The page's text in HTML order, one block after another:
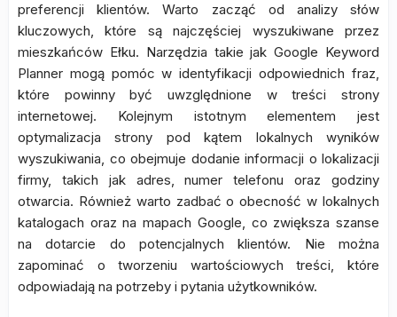
preferencji klientów. Warto zacząć od analizy słów
kluczowych, które są najczęściej wyszukiwane przez
mieszkańców Ełku. Narzędzia takie jak Google Keyword
Planner mogą pomóc w identyfikacji odpowiednich fraz,
które powinny być uwzględnione w treści strony
internetowej. Kolejnym istotnym elementem jest
optymalizacja strony pod kątem lokalnych wyników
wyszukiwania, co obejmuje dodanie informacji o lokalizacji
firmy, takich jak adres, numer telefonu oraz godziny
otwarcia. Również warto zadbać o obecność w lokalnych
katalogach oraz na mapach Google, co zwiększa szanse
na dotarcie do potencjalnych klientów. Nie można
zapominać o tworzeniu wartościowych treści, które
odpowiadają na potrzeby i pytania użytkowników.